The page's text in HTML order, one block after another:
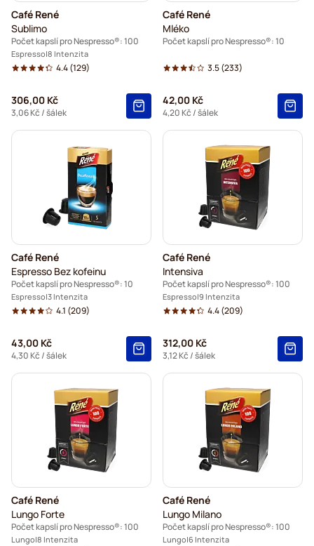
Café René
Sublimo
Počet kapslí pro Nespresso®: 100
Espresso 8 Intenzita
4.4(129)
306,00 Kč
3,06 Kč / šálek
Café René
Mléko
Počet kapslí pro Nespresso®: 10
3.5(233)
42,00 Kč
4,20 Kč / šálek
Café René
Espresso Bez kofeinu
Počet kapslí pro Nespresso®: 10
Espresso 3 Intenzita
4.1 (209)
43,00 Kč
4,30 Kč / šálek
Café René
Intensiva
Počet kapslí pro Nespresso®: 100
Espresso 9 Intenzita
4.4(209)
312,00 Kč
3,12 Kč / šálek
Tonino Lamborghini kávové kapsle pro Nespresso®
Starbucks® pro Nespresso®
Friends kávové kapsle pro Nespresso®
Café René
Lungo Forte
Počet kapslí pro Nespresso®: 100
Lungo 8 Intenzita
Café René
Lungo Milano
Počet kapslí pro Nespresso®: 100
Lungo 6 Intenzita